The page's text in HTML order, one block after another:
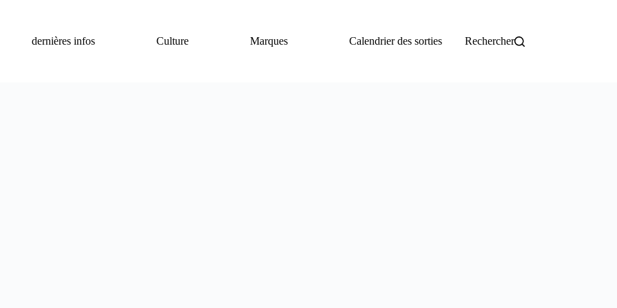
dernières infos
Culture Marques Calendrier des sorties Rechercher